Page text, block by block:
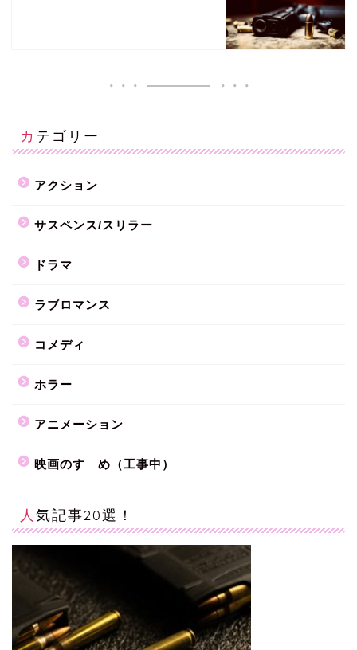
カテゴリー
アクション
サスペンス/スリラー
ドラマ
ラブロマンス
コメディ
ホラー
アニメーション
映画のすゝめ（工事中）
人気記事20選！